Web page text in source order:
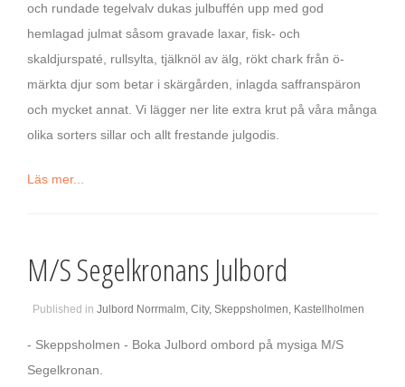
och rundade tegelvalv dukas julbuffén upp med god
hemlagad julmat såsom gravade laxar, fisk- och
skaldjurspaté, rullsylta, tjälknöl av älg, rökt chark från ö-
märkta djur som betar i skärgården, inlagda saffranspäron
och mycket annat. Vi lägger ner lite extra krut på våra många
olika sorters sillar och allt frestande julgodis.
Läs mer...
M/S Segelkronans Julbord
Published in Julbord Norrmalm, City, Skeppsholmen, Kastellholmen
- Skeppsholmen - Boka Julbord ombord på mysiga M/S
Segelkronan.